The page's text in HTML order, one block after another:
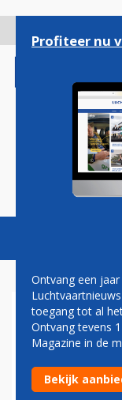
gaan
Magazine
JAPAN
EEN
Profiteer nu
Ontvang een
toegang tot al
Ontvang tevens
Magazine in de
Bekijk